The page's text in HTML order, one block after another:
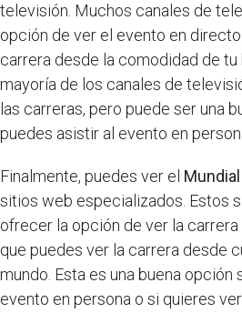
televisión. Muchos canales de
opción de ver el evento en
carrera desde la comodidad de tu
mayoría de los canales de
las carreras, pero puede ser una
puedes asistir al evento en
Finalmente, puedes ver el
sitios web especializados. Estos
ofrecer la opción de ver la
que puedes ver la carrera desde
mundo. Esta es una buena opción
evento en persona o si quieres